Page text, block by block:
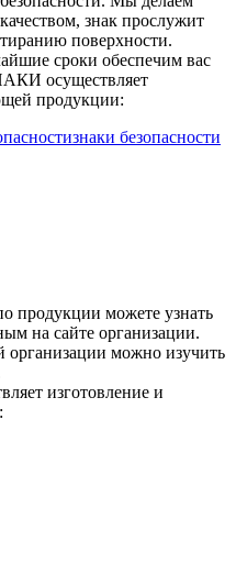
знак прослужит
поверхности.
сроки обеспечим вас
осуществляет
продукции:
знаки безопасности
продукции можете узнать
на сайте организации.
можно изучить
изготовление и